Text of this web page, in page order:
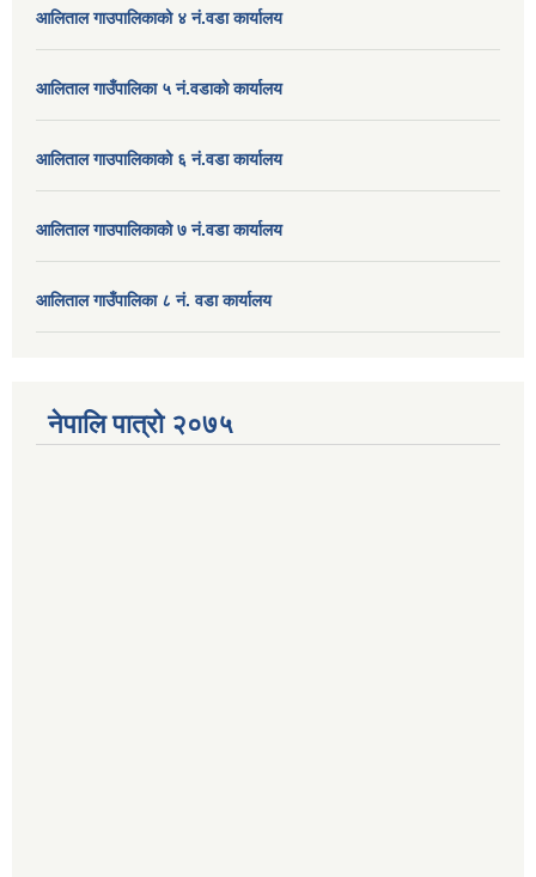
आलिताल गाउपालिकाको ४ नं.वडा कार्यालय
आलिताल गाउँपालिका ५ नं.वडाको कार्यालय
आलिताल गाउपालिकाको ६ नं.वडा कार्यालय
आलिताल गाउपालिकाको ७ नं.वडा कार्यालय
आलिताल गाउँपालिका ८ नं. वडा कार्यालय
नेपालि पात्रो २०७५